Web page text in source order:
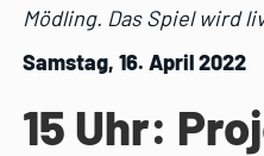
Mödling. Das Spiel wird
Samstag, 16. April 2022
15 Uhr: